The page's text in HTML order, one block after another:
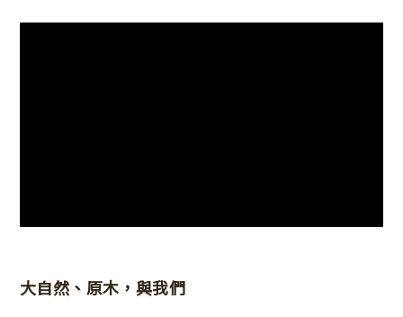
大自然、原木，與我們